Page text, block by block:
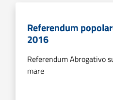
Referendum
2016
Referendum Abrogativo
mare